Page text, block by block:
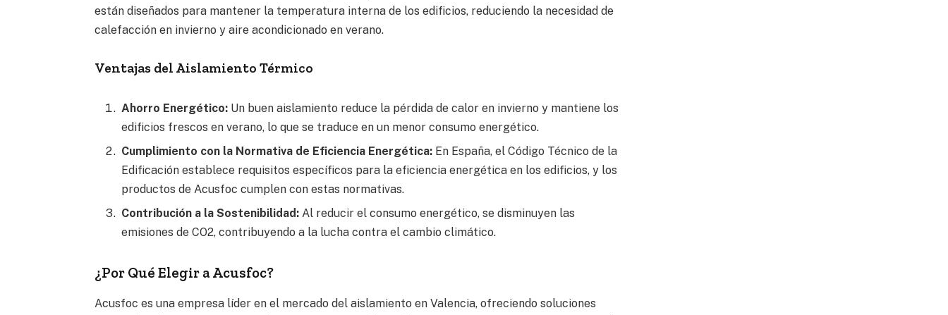
están diseñados para mantener la temperatura interna de los edificios, reduciendo la necesidad de
calefacción en invierno y aire acondicionado en verano.
Ventajas del Aislamiento Térmico
Ahorro Energético: Un buen aislamiento reduce la pérdida de calor en invierno y mantiene los
edificios frescos en verano, lo que se traduce en un menor consumo energético.
Cumplimiento con la Normativa de Eficiencia Energética: En España, el Código Técnico de la
Edificación establece requisitos específicos para la eficiencia energética en los edificios, y los
productos de Acusfoc cumplen con estas normativas.
Contribución a la Sostenibilidad: Al reducir el consumo energético, se disminuyen las
emisiones de CO2, contribuyendo a la lucha contra el cambio climático.
¿Por Qué Elegir a Acusfoc?
Acusfoc es una empresa líder en el mercado del aislamiento en Valencia, ofreciendo soluciones